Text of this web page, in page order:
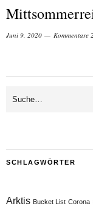
Juni 9, 2020 Kommentare 2
SCHLAGWÖRTER
Arktis Bucket List Corona